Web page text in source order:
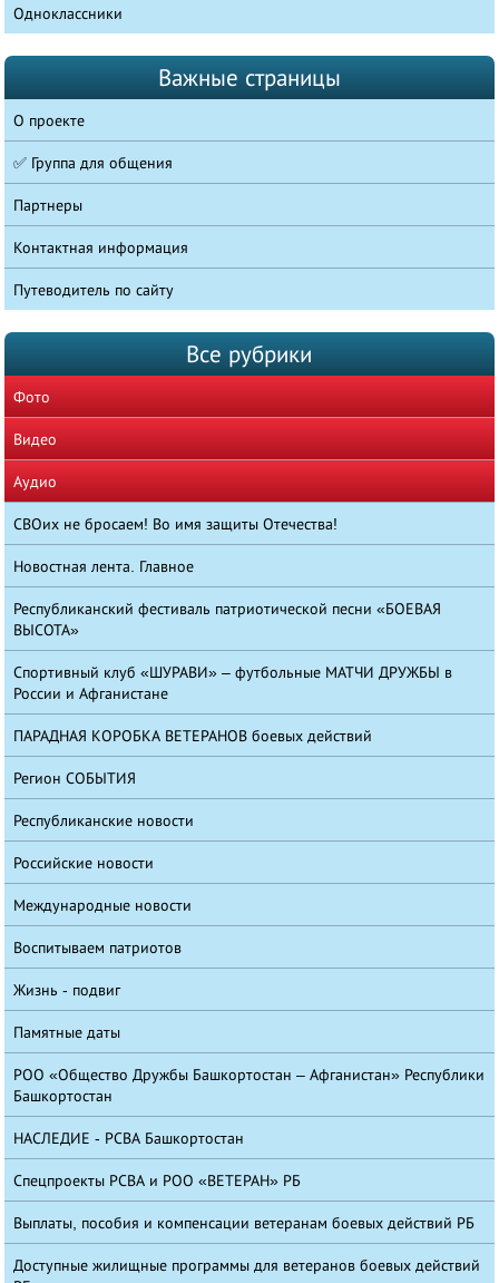
Одноклассники
Важные страницы
О проекте
✅ Группа для общения
Партнеры
Контактная информация
Путеводитель по сайту
Все рубрики
Фото
Видео
Аудио
СВОих не бросаем! Во имя защиты Отечества!
Новостная лента. Главное
Республиканский фестиваль патриотической песни «БОЕВАЯ
ВЫСОТА»
Спортивный клуб «ШУРАВИ» – футбольные МАТЧИ ДРУЖБЫ в
России и Афганистане
ПАРАДНАЯ КОРОБКА ВЕТЕРАНОВ боевых действий
Регион СОБЫТИЯ
Республиканские новости
Российские новости
Международные новости
Воспитываем патриотов
Жизнь - подвиг
Памятные даты
РОО «Общество Дружбы Башкортостан – Афганистан» Республики
Башкортостан
НАСЛЕДИЕ - РСВА Башкортостан
Спецпроекты РСВА и РОО «ВЕТЕРАН» РБ
Выплаты, пособия и компенсации ветеранам боевых действий РБ
Доступные жилищные программы для ветеранов боевых действий